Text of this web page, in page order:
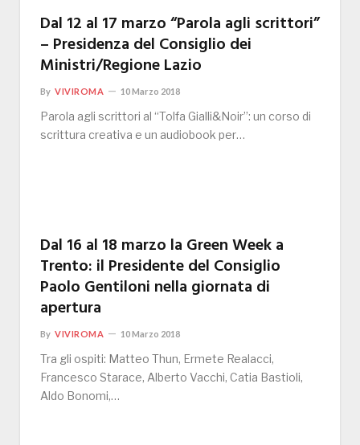
Dal 12 al 17 marzo “Parola agli scrittori”
– Presidenza del Consiglio dei
Ministri/Regione Lazio
By VIVIROMA 10 Marzo 2018
Parola agli scrittori al “Tolfa Gialli&Noir”: un corso di
scrittura creativa e un audiobook per…
Dal 16 al 18 marzo la Green Week a
Trento: il Presidente del Consiglio
Paolo Gentiloni nella giornata di
apertura
By VIVIROMA 10 Marzo 2018
Tra gli ospiti: Matteo Thun, Ermete Realacci,
Francesco Starace, Alberto Vacchi, Catia Bastioli,
Aldo Bonomi,…